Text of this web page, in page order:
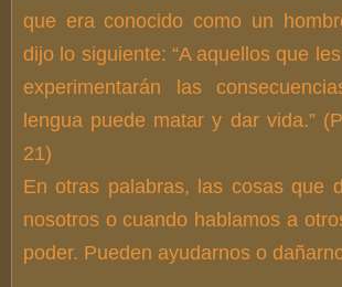
que era conocido como un
dijo lo siguiente: “A aquellos que
experimentarán las
lengua puede matar y dar vida.”
21)
En otras palabras, las cosas que
nosotros o cuando hablamos a
poder. Pueden ayudarnos o